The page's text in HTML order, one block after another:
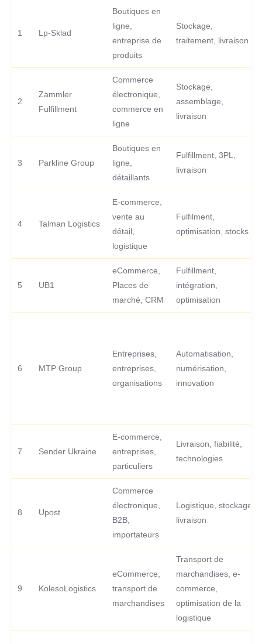
1 Lp-Sklad
Boutiques en
ligne,
entreprise de
produits
Stockage,
traitement, livraison
2
Zammler
Fulfillment
Commerce
électronique,
commerce en
ligne
Stockage,
assemblage,
livraison
3 Parkline Group
Boutiques en
ligne,
détaillants
Fulfillment, 3PL,
livraison
4 Talman Logistics
E-commerce,
vente au
détail,
logistique
Fulfilment,
optimisation, stocks
5 UB1
eCommerce,
Places de
marché, CRM
Fulfillment,
intégration,
optimisation
6 MTP Group
Entreprises,
entreprises,
organisations
Automatisation,
numérisation,
innovation
7 Sender Ukraine
E-commerce,
entreprises,
particuliers
Livraison, fiabilité,
technologies
8 Upost
Commerce
électronique,
B2B,
importateurs
Logistique, stockage,
livraison
9 KolesoLogistics
eCommerce,
transport de
marchandises
Transport de
marchandises, e-
commerce,
optimisation de la
logistique